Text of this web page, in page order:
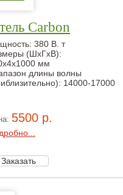
Carbon
380 В. т
(ШxГxВ):
мм
длины волны
14000-17000
5500 р.